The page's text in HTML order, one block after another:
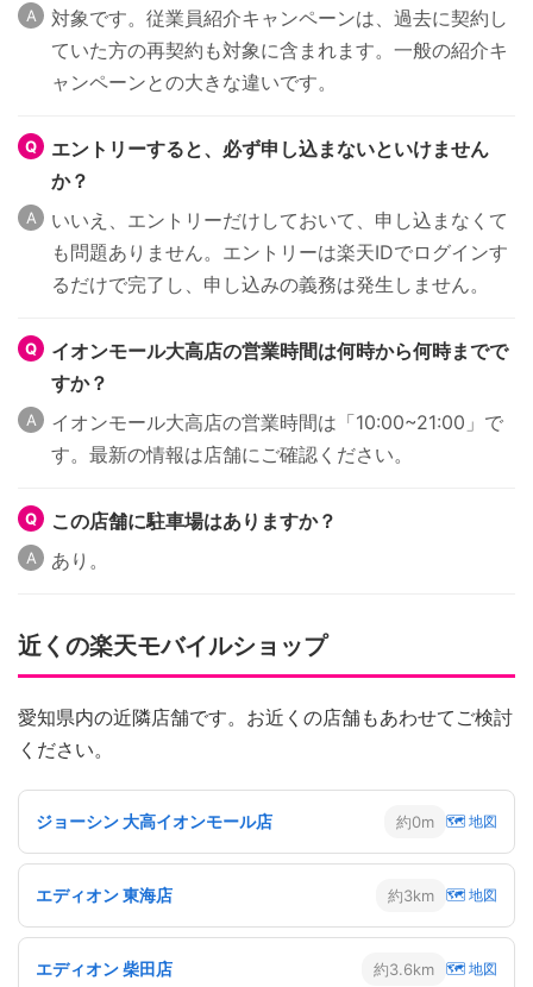
対象です。従業員紹介キャンペーンは、過去に契約し
ていた方の再契約も対象に含まれます。一般の紹介キ
ャンペーンとの大きな違いです。
エントリーすると、必ず申し込まないといけません
か？
いいえ、エントリーだけしておいて、申し込まなくて
も問題ありません。エントリーは楽天IDでログインす
るだけで完了し、申し込みの義務は発生しません。
イオンモール大高店の営業時間は何時から何時までで
すか？
イオンモール大高店の営業時間は「10:00~21:00」で
す。最新の情報は店舗にご確認ください。
この店舗に駐車場はありますか？
あり。
近くの楽天モバイルショップ
愛知県内の近隣店舗です。お近くの店舗もあわせてご検討
ください。
ジョーシン 大高イオンモール店 約0m 🗺 地図
エディオン 東海店 約3km 🗺 地図
エディオン 柴田店 約3.6km 🗺 地図